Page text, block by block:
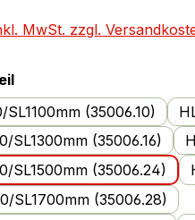
MwSt. zzgl.
auswählen
SL1100mm (35006.10)
SL1300mm (35006.16)
SL1500mm (35006.24)
SL1700mm (35006.28)